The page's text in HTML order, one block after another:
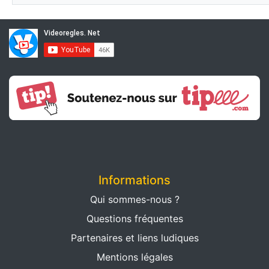
Informations
Qui sommes-nous ?
Questions fréquentes
Partenaires et liens ludiques
Mentions légales